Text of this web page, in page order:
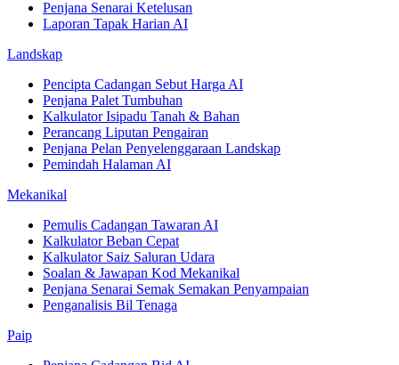
Penjana Senarai Ketelusan
Laporan Tapak Harian AI
Landskap
Pencipta Cadangan Sebut Harga AI
Penjana Palet Tumbuhan
Kalkulator Isipadu Tanah & Bahan
Perancang Liputan Pengairan
Penjana Pelan Penyelenggaraan Landskap
Pemindah Halaman AI
Mekanikal
Pemulis Cadangan Tawaran AI
Kalkulator Beban Cepat
Kalkulator Saiz Saluran Udara
Soalan & Jawapan Kod Mekanikal
Penjana Senarai Semak Semakan Penyampaian
Penganalisis Bil Tenaga
Paip